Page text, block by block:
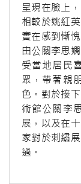
呈現在臉上
相較於姚紅
實在感到慚
由公關李思
受當地居民
眾，帶著親
色。對於接
術館公關李
展，以及在
家對於刺繡
過。